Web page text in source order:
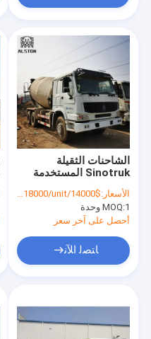
مستعملة شاحنة Howo
شاحنة هوو
شاحنة جرار HOWO
شاحنة خلط الخرسانة HOWO
HOWO Cargo Truck
شاحنة خزان الوقود
شاحنة صهريج مياه
مقطورة خزان الوقود
الشاحنات الثقيلة
Sinotruk المستخدمة
الأسعار:$14000/unit-$18000/unit
MOQ:1 وحدة
أحصل على آخر سعر
ﺎﺘﺼﻟ ﺍﻶﻧ